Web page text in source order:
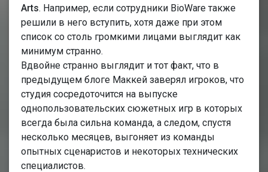
Arts. Например, если сотрудники BioWare также
решили в него вступить, хотя даже при этом
список со столь громкими лицами выглядит как
минимум странно.
Вдвойне странно выглядит и тот факт, что в
предыдущем блоге Маккей заверял игроков, что
студия сосредоточится на выпуске
однопользовательских сюжетных игр в которых
всегда была сильна команда, а следом, спустя
несколько месяцев, выгоняет из команды
опытных сценаристов и некоторых технических
специалистов.